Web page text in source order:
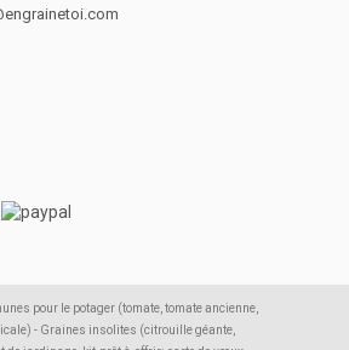
pour le potager (tomate, tomate ancienne,
- Graines insolites (citrouille géante,